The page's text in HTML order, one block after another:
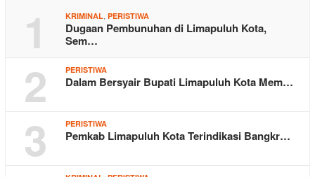
1 KRIMINAL PERISTIWA
Dugaan Pembunuhan di Limapuluh Kota,
Sem…
2 PERISTIWA
Dalam Bersyair Bupati Limapuluh Kota Mem…
3 PERISTIWA
Pemkab Limapuluh Kota Terindikasi Bangkr…